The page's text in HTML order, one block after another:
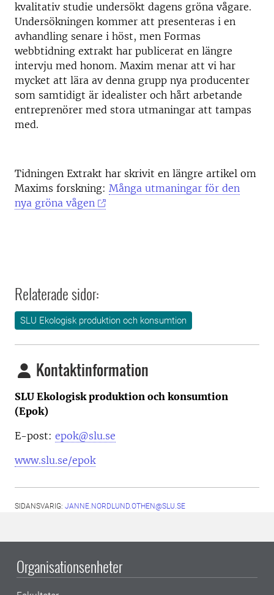
kvalitativ studie undersökt dagens gröna vågare.
Undersökningen kommer att presenteras i en
avhandling senare i höst, men Formas
webbtidning extrakt har publicerat en längre
intervju med honom. Maxim menar att vi har
mycket att lära av denna grupp nya producenter
som samtidigt är idealister och hårt arbetande
entreprenörer med stora utmaningar att tampas
med.
Tidningen Extrakt har skrivit en längre artikel om
Maxims forskning: Många utmaningar för den
nya gröna vågen
Relaterade sidor:
SLU Ekologisk produktion och konsumtion
Kontaktinformation
SLU Ekologisk produktion och konsumtion
(Epok)
E-post: epok@slu.se
www.slu.se/epok
SIDANSVARIG: JANNE.NORDLUND.OTHEN@SLU.SE
Organisationsenheter